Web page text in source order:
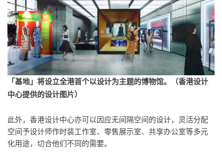
「 基地」将设立全港首个以设计为主题的博物馆。（香港设计
中心提供的设计图片）
此外，香港设计中心亦可以因应无间隔空间的设计，灵活分配
空间予设计师作时装工作室、零售展示室、共享办公室等多元
化用途，切合他们不同的需要。